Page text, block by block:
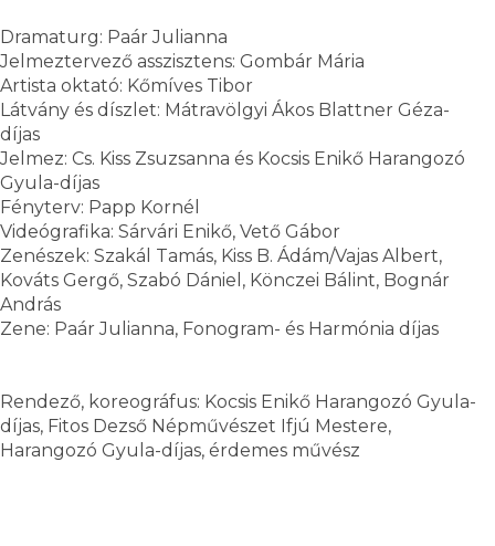
Dramaturg: Paár Julianna
Jelmeztervező asszisztens: Gombár Mária
Artista oktató: Kőmíves Tibor
Látvány és díszlet: Mátravölgyi Ákos Blattner Géza-
díjas
Jelmez: Cs. Kiss Zsuzsanna és Kocsis Enikő Harangozó
Gyula-díjas
Fényterv: Papp Kornél
Videógrafika: Sárvári Enikő, Vető Gábor
Zenészek: Szakál Tamás, Kiss B. Ádám/Vajas Albert,
Kováts Gergő, Szabó Dániel, Könczei Bálint, Bognár
András
Zene: Paár Julianna, Fonogram- és Harmónia díjas
Rendező, koreográfus: Kocsis Enikő Harangozó Gyula-
díjas, Fitos Dezső Népművészet Ifjú Mestere,
Harangozó Gyula-díjas, érdemes művész